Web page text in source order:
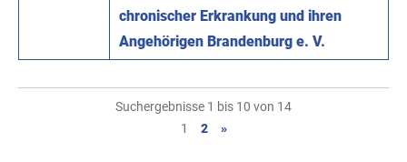
chronischer Erkrankung und ihren
Angehörigen Brandenburg e. V.
Suchergebnisse 1 bis 10 von 14
1
2 »